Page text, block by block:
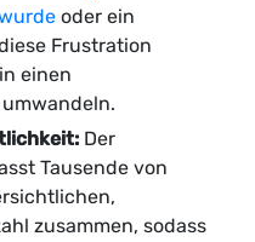
oder ein
Frustration
einen
Der
Tausende von
zusammen, sodass